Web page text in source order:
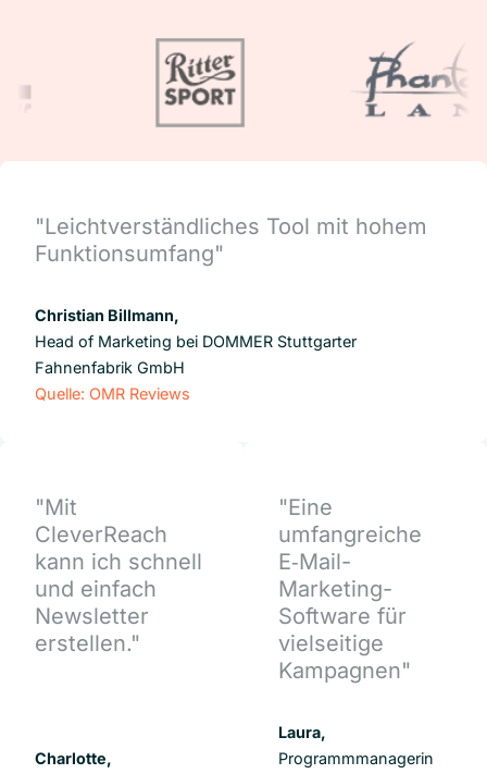
"Leichtverständliches Tool mit hohem
Funktionsumfang"
Christian Billmann,
Head of Marketing bei DOMMER Stuttgarter
Fahnenfabrik GmbH
Quelle: OMR Reviews
"Mit
CleverReach
kann ich schnell
und einfach
Newsletter
erstellen."
Charlotte,
"Eine
umfangreiche
E‑Mail-
Marketing-
Software für
vielseitige
Kampagnen"
Laura,
Programmmanagerin